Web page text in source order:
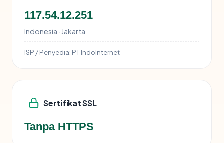
117.54.12.251
Indonesia · Jakarta
ISP / Penyedia: PT IndoInternet
Sertifikat SSL
Tanpa HTTPS